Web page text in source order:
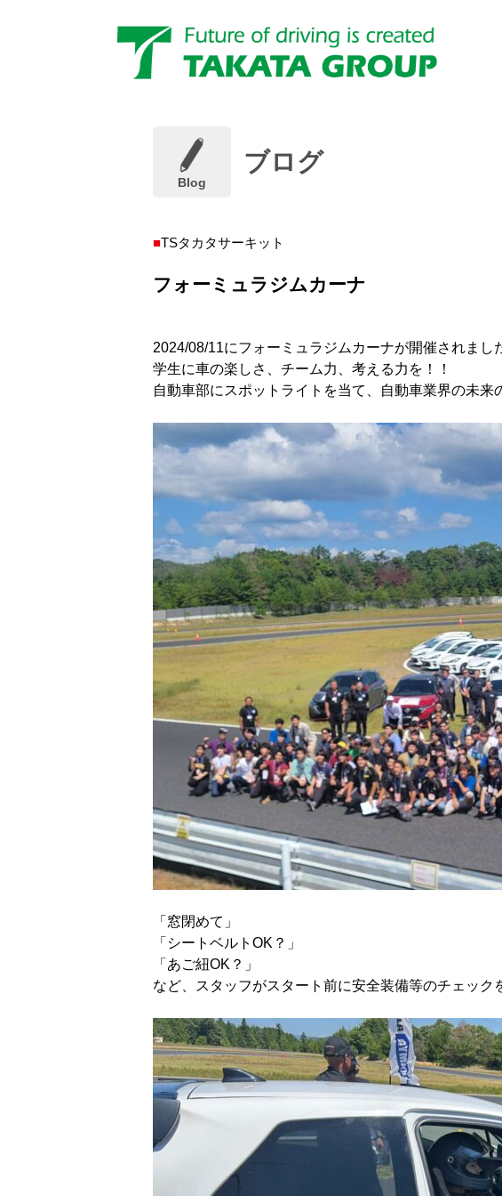
Blog
ブログ
TSタカタサーキット
フォーミュラジムカーナ
2024/08/11にフォーミュラジムカーナが開催されまし
学生に車の楽しさ、チーム力、考える力を！！
自動車部にスポットライトを当て、自動車業界の未来
「窓閉めて」
「シートベルトOK？」
「あご紐OK？」
など、スタッフがスタート前に安全装備等のチェック